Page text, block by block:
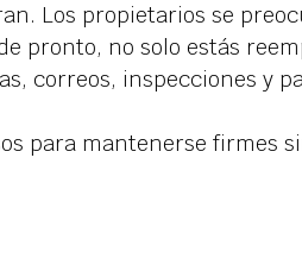
Los propietarios se
pronto, no solo estás
correos, inspecciones y
para mantenerse firmes